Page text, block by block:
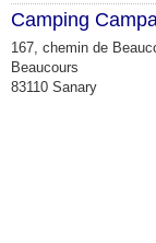
Camping
167, chemin de
Beaucours
83110 Sanary